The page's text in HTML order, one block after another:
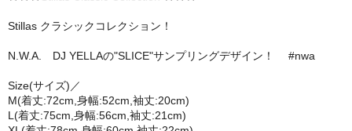
Stillas クラシックコレクション！
N.W.A. DJ YELLAの"SLICE"サンプリングデザイン！ #nwa
Size(サイズ)／
M(着丈:72cm,身幅:52cm,袖丈:20cm)
L(着丈:75cm,身幅:56cm,袖丈:21cm)